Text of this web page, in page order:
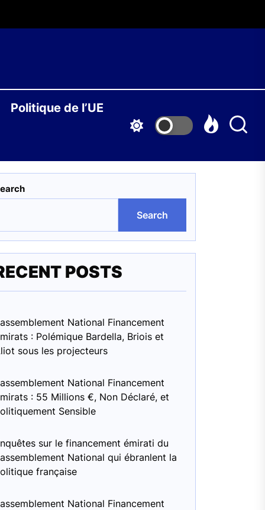
Politique de l’UE
Search
POSTS
National Financement
: Polémique Bardella, Briois et
sous les projecteurs
National Financement
: 55 Millions €, Non Déclaré, et
Sensible
sur le financement émirati du
National qui ébranlent la
française
National Financement